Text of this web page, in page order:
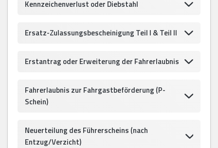
Kennzeichenverlust oder Diebstahl
Ersatz-Zulassungsbescheinigung Teil I & Teil II
Erstantrag oder Erweiterung der Fahrerlaubnis
Fahrerlaubnis zur Fahrgastbeförderung (P-
Schein)
Neuerteilung des Führerscheins (nach
Entzug/Verzicht)